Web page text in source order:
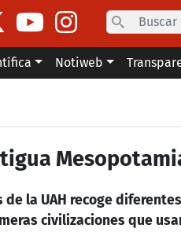
Notiweb
la UAH recoge
civilizaciones que